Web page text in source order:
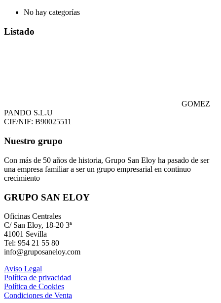
No hay categorías
Listado
GOMEZ
PANDO S.L.U
CIF/NIF: B90025511
Nuestro grupo
Con más de 50 años de historia, Grupo San Eloy ha pasado de ser
una empresa familiar a ser un grupo empresarial en continuo
crecimiento
GRUPO SAN ELOY
Oficinas Centrales
C/ San Eloy, 18-20 3ª
41001 Sevilla
Tel: 954 21 55 80
info@gruposaneloy.com
Aviso Legal
Política de privacidad
Política de Cookies
Condiciones de Venta